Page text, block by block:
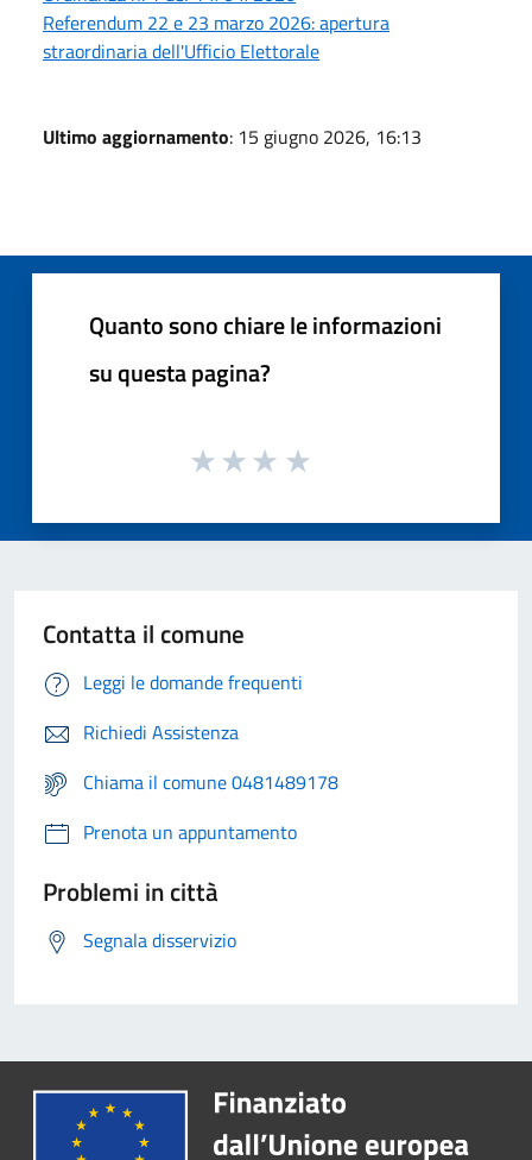
Referendum 22 e 23 marzo 2026: apertura
straordinaria dell'Ufficio Elettorale
Ultimo aggiornamento: 15 giugno 2026, 16:13
Quanto sono chiare le informazioni
su questa pagina?
Contatta il comune
Leggi le domande frequenti
Richiedi Assistenza
Chiama il comune 0481489178
Prenota un appuntamento
Problemi in città
Segnala disservizio